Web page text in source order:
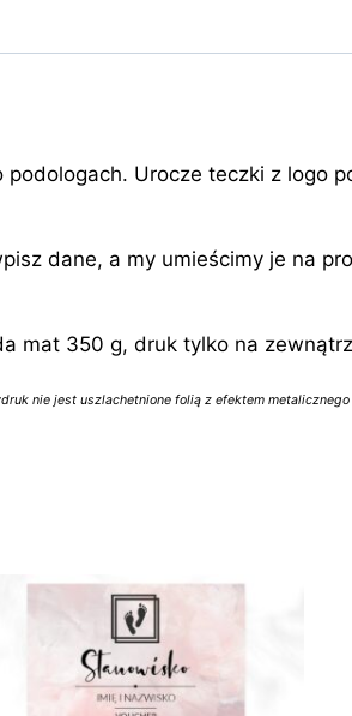
Urocze teczki z logo
dane, a my umieścimy je na
mat 350 g, druk tylko na
nie jest uszlachetnione folią z efektem